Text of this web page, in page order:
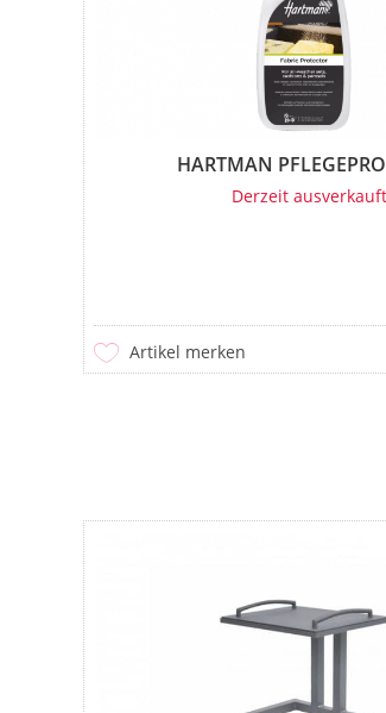
HARTMAN
Derzeit
Artikel merken